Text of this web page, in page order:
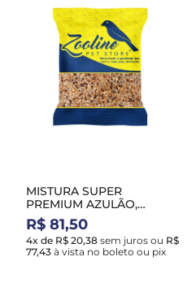
MISTURA SUPER
PREMIUM AZULÃO,
BICUDO E CURIÓ - 5 Kg
R$ 81,50
4x de R$ 20,38 sem juros ou R$
77,43 à vista no boleto ou pix